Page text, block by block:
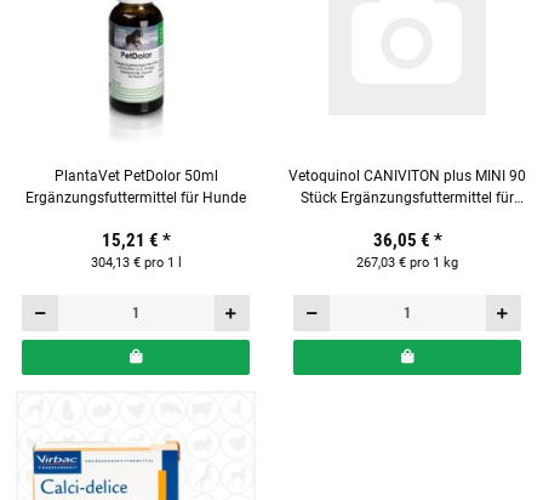
PlantaVet PetDolor 50ml
Ergänzungsfuttermittel für Hunde
15,21 € *
304,13 € pro 1 l
Vetoquinol CANIVITON plus MINI 90
Stück Ergänzungsfuttermittel für
36,05 € *
267,03 € pro 1 kg